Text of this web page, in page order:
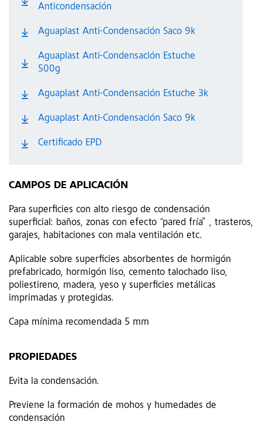
Anticondensación
Aguaplast Anti-Condensación Saco 9k
Aguaplast Anti-Condensación Estuche
500g
Aguaplast Anti-Condensación Estuche 3k
Aguaplast Anti-Condensación Saco 9k
Certificado EPD
CAMPOS DE APLICACIÓN
Para superficies con alto riesgo de condensación
superficial: baños, zonas con efecto “pared fría” , trasteros,
garajes, habitaciones con mala ventilación etc.
Aplicable sobre superficies absorbentes de hormigón
prefabricado, hormigón liso, cemento talochado liso,
poliestireno, madera, yeso y superficies metálicas
imprimadas y protegidas.
Capa mínima recomendada 5 mm
PROPIEDADES
Evita la condensación.
Previene la formación de mohos y humedades de
condensación